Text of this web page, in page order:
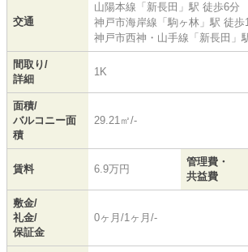
交通
山陽本線 「 新長田 」駅 徒歩6分
神戸市海岸線 「 駒ヶ林 」駅 徒歩
神戸市西神・山手線 「 新長田 」
間取り/
詳細
1K
面積/
バルコニー面
積
29.21㎡/-
賃料 6.9万円
管理費・
共益費
敷金/
礼金/
保証金
0ヶ月/1ヶ月/-